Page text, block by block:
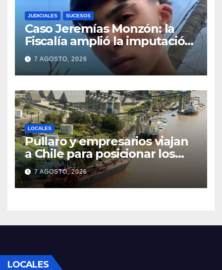
JUDICIALES SUCESOS
Caso Jeremías Monzón: la
Fiscalía amplió la imputación
contra la menor acusada del
crimen y la causa se
encamina al juicio por jurados
7 AGOSTO, 2026
LOCALES
Pullaro y empresarios viajan
a Chile para posicionar los
puertos del sur de Santa Fe
como salida para las
exportaciones mineras
7 AGOSTO, 2026
LOCALES